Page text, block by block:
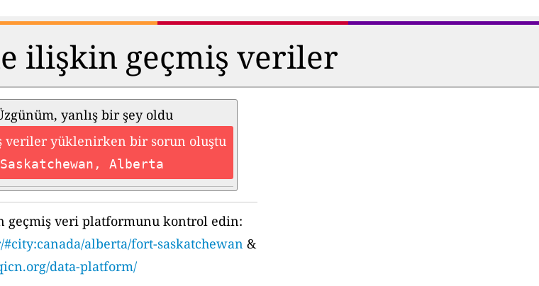
ilişkin geçmiş veriler
yanlış bir şey oldu
veriler yüklenirken bir sorun oluştu
Alberta
geçmiş veri platformunu kontrol edin:
alberta/fort-saskatchewan &
data-platform/